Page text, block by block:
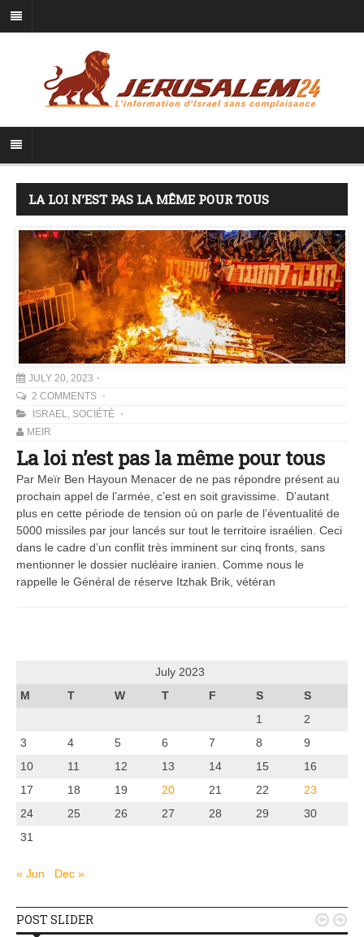
LA LOI N’EST PAS LA MÊME POUR TOUS
JULY 20, 2023
2 COMMENTS
ISRAEL, SOCIÉTÉ
MEIR
La loi n’est pas la même pour tous
Par Meïr Ben Hayoun Menacer de ne pas répondre présent au
prochain appel de l’armée, c’est en soit gravissime. D’autant
plus en cette période de tension où on parle de l’éventualité de
5000 missiles par jour lancés sur tout le territoire israélien. Ceci
dans le cadre d’un conflit très imminent sur cinq fronts, sans
mentionner le dossier nucléaire iranien. Comme nous le
rappelle le Général de réserve Itzhak Brik, vétéran
July 2023
M
T W T F S
S
1
2
3
4 5 6 7 8
9
10
11 12 13 14 15
16
17
18 19 20 21 22
23
24
25 26 27 28 29
30
31
« Jun Dec »
POST SLIDER  